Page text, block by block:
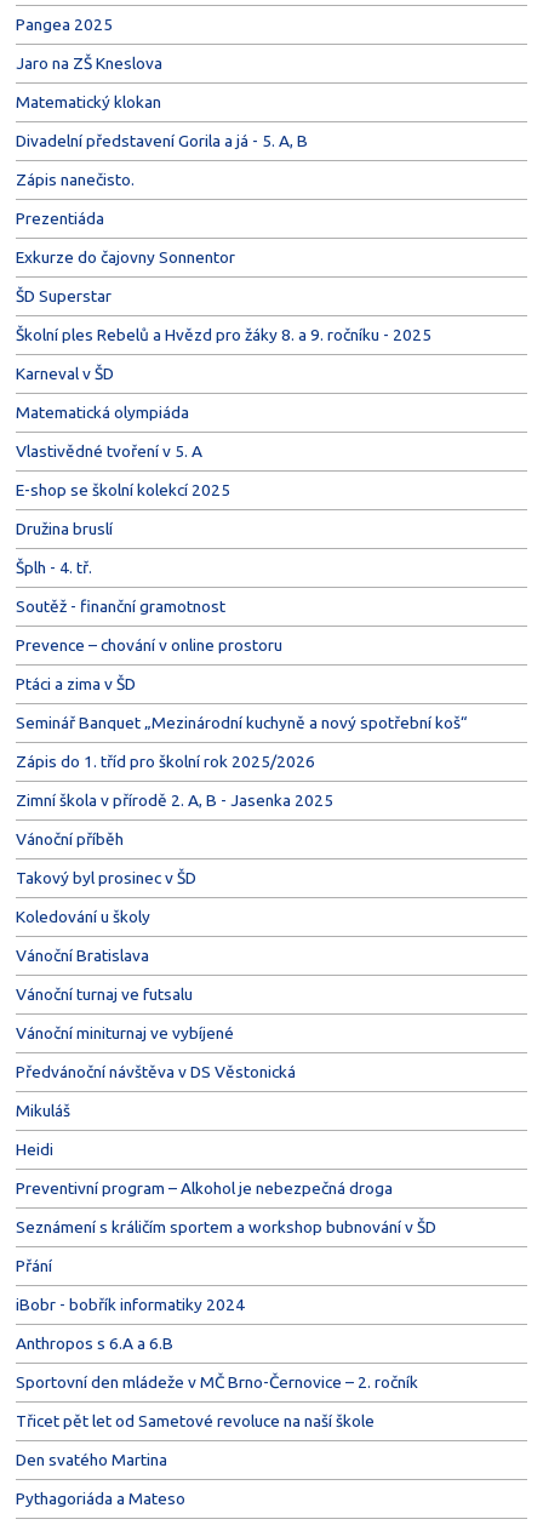
Pangea 2025
Jaro na ZŠ Kneslova
Matematický klokan
Divadelní představení Gorila a já - 5. A, B
Zápis nanečisto.
Prezentiáda
Exkurze do čajovny Sonnentor
ŠD Superstar
Školní ples Rebelů a Hvězd pro žáky 8. a 9. ročníku - 2025
Karneval v ŠD
Matematická olympiáda
Vlastivědné tvoření v 5. A
E-shop se školní kolekcí 2025
Družina bruslí
Šplh - 4. tř.
Soutěž - finanční gramotnost
Prevence – chování v online prostoru
Ptáci a zima v ŠD
Seminář Banquet „Mezinárodní kuchyně a nový spotřební koš“
Zápis do 1. tříd pro školní rok 2025/2026
Zimní škola v přírodě 2. A, B - Jasenka 2025
Vánoční příběh
Takový byl prosinec v ŠD
Koledování u školy
Vánoční Bratislava
Vánoční turnaj ve futsalu
Vánoční miniturnaj ve vybíjené
Předvánoční návštěva v DS Věstonická
Mikuláš
Heidi
Preventivní program – Alkohol je nebezpečná droga
Seznámení s králičím sportem a workshop bubnování v ŠD
Přání
iBobr - bobřík informatiky 2024
Anthropos s 6.A a 6.B
Sportovní den mládeže v MČ Brno-Černovice – 2. ročník
Třicet pět let od Sametové revoluce na naší škole
Den svatého Martina
Pythagoriáda a Mateso